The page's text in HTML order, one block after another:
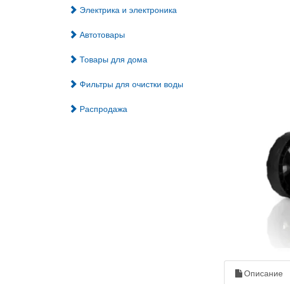
Электрика и электроника
Автотовары
Товары для дома
Фильтры для очистки воды
Распродажа
Описание